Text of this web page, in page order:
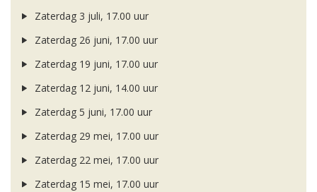
Zaterdag 3 juli, 17.00 uur
Zaterdag 26 juni, 17.00 uur
Zaterdag 19 juni, 17.00 uur
Zaterdag 12 juni, 14.00 uur
Zaterdag 5 juni, 17.00 uur
Zaterdag 29 mei, 17.00 uur
Zaterdag 22 mei, 17.00 uur
Zaterdag 15 mei, 17.00 uur